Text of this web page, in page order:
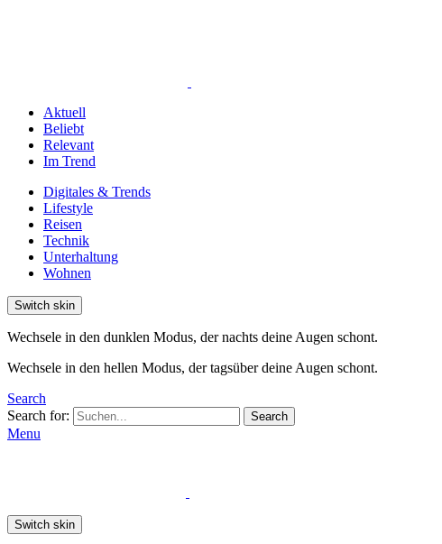
Aktuell
Beliebt
Relevant
Im Trend
Digitales & Trends
Lifestyle
Reisen
Technik
Unterhaltung
Wohnen
Switch skin
Wechsele in den dunklen Modus, der nachts deine Augen schont.
Wechsele in den hellen Modus, der tagsüber deine Augen schont.
Search
Search for:
Search
Menu
Switch skin